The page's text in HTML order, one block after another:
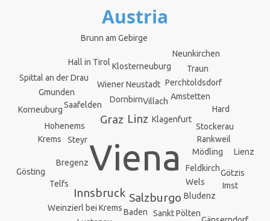
Austria
Viena
Graz Linz
Salzburgo
Innsbruck
Klagenfurt
Villach
Dornbirn
Wiener Neustadt
Steyr
Feldkirch
Bregenz
Baden
Weinzierl bei Krems
Sankt Pölten
Mödling
Wels
Saafelden
Hohenems Stockerau
Klosterneuburg
Amstetten
Telfs
Perchtoldsdorf
Krems
Bludenz
Hard
Hall in Tirol
Gmunden
Korneuburg
Spittal an der Drau
Brunn am Gebirge
Rankweil
Lienz
Götzis
Neunkirchen
Traun
Gösting
Imst